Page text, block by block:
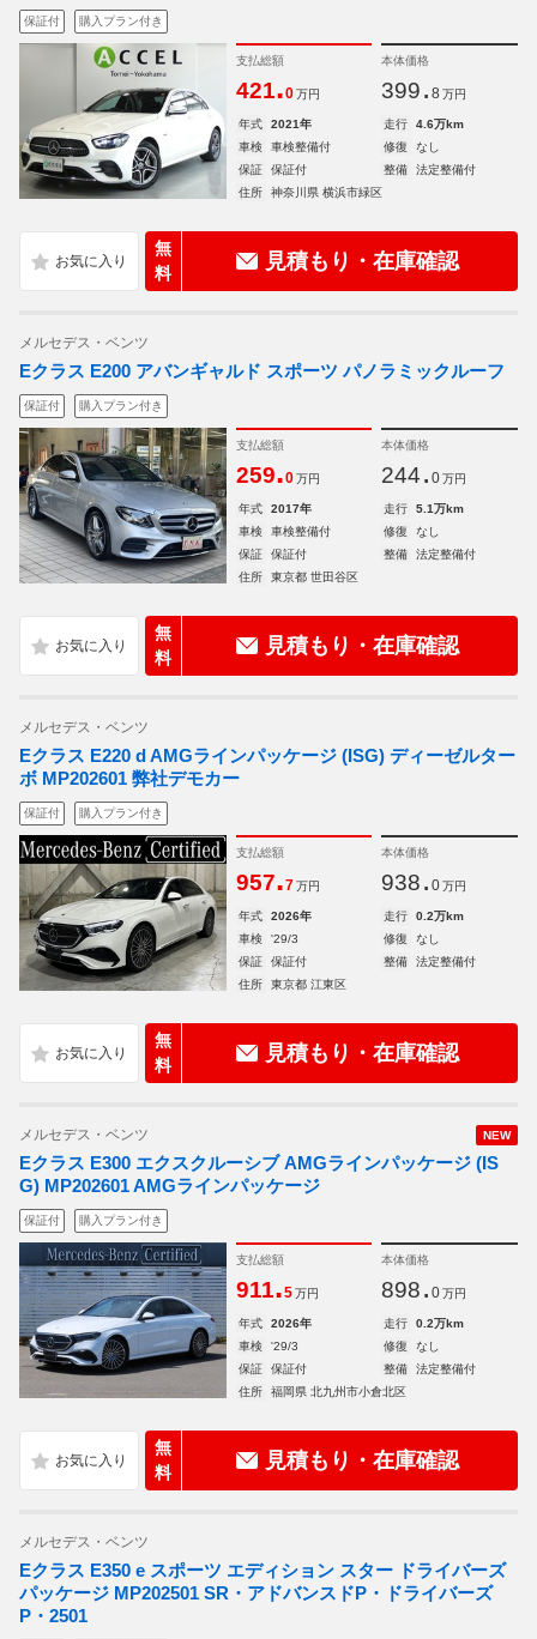
保証付 購入プラン付き
支払総額
421.0 万円
本体価格
399. 8 万円
年式 2021年 走行
4.6万km
車検
車検整備付 修復
なし
保証
保証付 整備
法定整備付
住所
神奈川県 横浜市緑区
無
料
見積もり・在庫確認
メルセデス・ベンツ
Eクラス E200 アバンギャルド スポーツ パノラミックルーフ
保証付 購入プラン付き
支払総額
259.0 万円
本体価格
244. 0 万円
年式 2017年 走行
5.1万km
車検
車検整備付 修復
なし
保証
保証付 整備
法定整備付
住所
東京都 世田谷区
無
料
見積もり・在庫確認
メルセデス・ベンツ
Eクラス E220 d AMGラインパッケージ (ISG) ディーゼルター
ボ MP202601 弊社デモカー
保証付 購入プラン付き
支払総額
957.7 万円
本体価格
938. 0 万円
年式 2026年 走行
0.2万km
車検
'29/3 修復
なし
保証
保証付 整備
法定整備付
住所
東京都 江東区
無
料
見積もり・在庫確認
NEW
メルセデス・ベンツ
Eクラス E300 エクスクルーシブ AMGラインパッケージ (IS
G) MP202601 AMGラインパッケージ
保証付 購入プラン付き
支払総額
911.5 万円
本体価格
898. 0 万円
年式 2026年 走行
0.2万km
車検
'29/3 修復
なし
保証
保証付 整備
法定整備付
住所
福岡県 北九州市小倉北区
無
料
見積もり・在庫確認
メルセデス・ベンツ
Eクラス E350 e スポーツ エディション スター ドライバーズ
パッケージ MP202501 SR・アドバンスドP・ドライバーズ
P・2501